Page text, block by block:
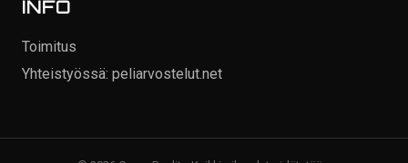
INFO
Toimitus
Yhteistyössä: peliarvostelut.net